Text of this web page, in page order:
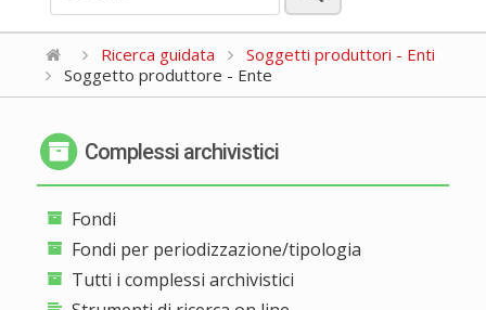
Ricerca guidata
Soggetti produttori - Enti
Soggetto produttore - Ente
Complessi archivistici
Fondi
Fondi per periodizzazione/tipologia
Tutti i complessi archivistici